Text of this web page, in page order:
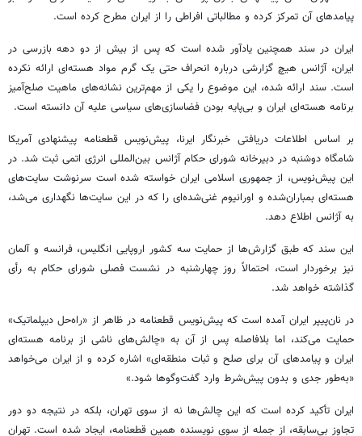
پیامدهای آن تمرکز کرده و مطالباتی افراطی را از ایران مطرح کرده است.
ایران در سند همچنین یادآور شده است که پس از بیش از دو دهه بازرسی در
ایران، آژانس هیچ گزارشی درباره انحراف حتی یک گرم مواد هسته‌ای ارائه نکرده
است. سند ارائه شده، این موضوع را یکی از مهم‌ترین نشانه‌های ماهیت صلح‌آمیز
برنامه هسته‌ای ایران و بی‌پایه بودن فضاسازی‌های سیاسی علیه آن دانسته است.
بر اساس اطلاعات دریافتی خبرنگار ایرنا، پیش‌نویس قطعنامه پیشنهادی آمریکا
شامگاه دوشنبه در دبیرخانه شورای حکام آژانس بین‌المللی انرژی اتمی ثبت شد. در
این پیش‌نویس، از جمهوری اسلامی ایران خواسته شده است سرنوشت سایت‌های
هسته‌ای بمباران‌شده و اورانیوم غنی‌شده‌ای را که در این سایت‌ها نگهداری می‌شد،
به آژانس اطلاع دهد.
این سند که طبق گزارش‌ها از حمایت سه کشور اروپایی انگلیس، فرانسه و آلمان
نیز برخوردار است، احتمالاً روز چهارشنبه در نشست فصلی شورای حکام به رأی
گذاشته خواهد شد.
در نان‌پیپر ایران آمده است که پیش‌نویس قطعنامه در ظاهر از «راه‌حل دیپلماتیک»
حمایت می‌کند، اما بلافاصله پس از آن به «چالش‌های ناشی از برنامه هسته‌ای
ایران و پیامدهای آن برای صلح و ثبات منطقه‌ای» اشاره کرده و از ایران می‌خواهد
«به‌طور جدی و بدون پیش‌شرط وارد گفت‌وگوها شود.»
ایران تأکید کرده است که این چالش‌ها نه از سوی تهران، بلکه در نتیجه دو دور
تجاوز بی‌سابقه، از جمله از سوی نویسنده همین قطعنامه، ایجاد شده است. تهران